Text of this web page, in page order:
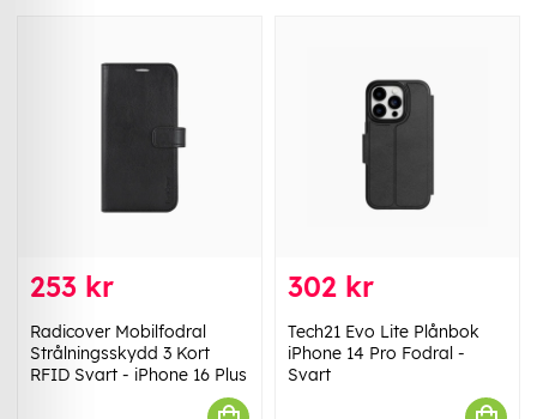
253 kr
Radicover Mobilfodral
Strålningsskydd 3 Kort
RFID Svart - iPhone 16 Plus
302 kr
Tech21 Evo Lite Plånbok
iPhone 14 Pro Fodral -
Svart